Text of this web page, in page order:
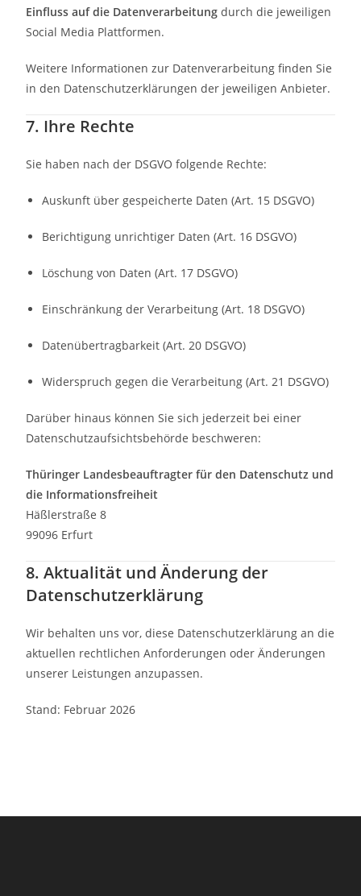
Einfluss auf die Datenverarbeitung durch die jeweiligen
Social Media Plattformen.
Weitere Informationen zur Datenverarbeitung finden Sie
in den Datenschutzerklärungen der jeweiligen Anbieter.
7. Ihre Rechte
Sie haben nach der DSGVO folgende Rechte:
Auskunft über gespeicherte Daten (Art. 15 DSGVO)
Berichtigung unrichtiger Daten (Art. 16 DSGVO)
Löschung von Daten (Art. 17 DSGVO)
Einschränkung der Verarbeitung (Art. 18 DSGVO)
Datenübertragbarkeit (Art. 20 DSGVO)
Widerspruch gegen die Verarbeitung (Art. 21 DSGVO)
Darüber hinaus können Sie sich jederzeit bei einer
Datenschutzaufsichtsbehörde beschweren:
Thüringer Landesbeauftragter für den Datenschutz und
die Informationsfreiheit
Häßlerstraße 8
99096 Erfurt
8. Aktualität und Änderung der
Datenschutzerklärung
Wir behalten uns vor, diese Datenschutzerklärung an die
aktuellen rechtlichen Anforderungen oder Änderungen
unserer Leistungen anzupassen.
Stand: Februar 2026